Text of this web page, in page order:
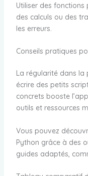
Utiliser des
des calculs ou des
les erreurs.
Conseils pratiques
La régularité dans la
écrire des petits
concrets booste
outils et ressources
Vous pouvez
Python grâce à des
guides adaptés,